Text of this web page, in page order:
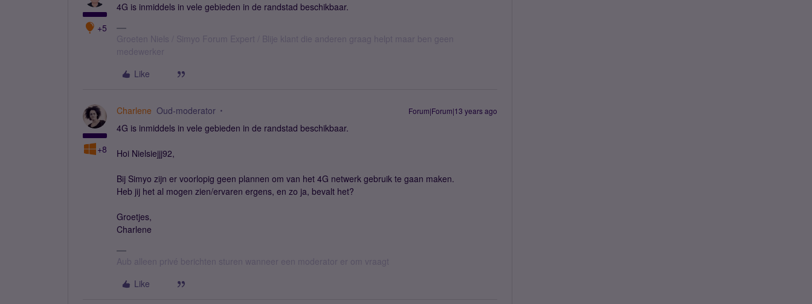
+5
4G is inmiddels in vele gebieden in de randstad beschikbaar.
Groeten Niels / Simyo Forum Expert / Blije klant die anderen graag helpt maar ben geen
medewerker
Like
+8
Charlene Oud-moderator Forum|Forum|13 years ago
4G is inmiddels in vele gebieden in de randstad beschikbaar.
Hoi Nielsiejjj92,
Bij Simyo zijn er voorlopig geen plannen om van het 4G netwerk gebruik te gaan maken.
Heb jij het al mogen zien/ervaren ergens, en zo ja, bevalt het?
Groetjes,
Charlene
Aub alleen privé berichten sturen wanneer een moderator er om vraagt
Like